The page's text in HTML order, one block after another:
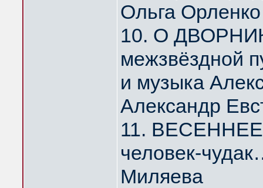
Ольга Орленко
10. О
межзвёздной
и музыка
Александр
11. ВЕСЕННЕЕ
человек-
Миляева